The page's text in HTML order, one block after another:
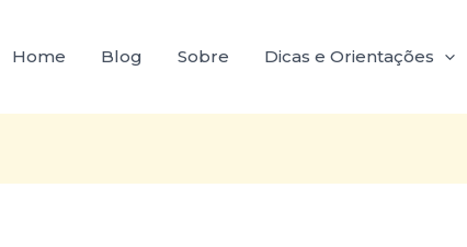
Home Blog Sobre Dicas e Orientações